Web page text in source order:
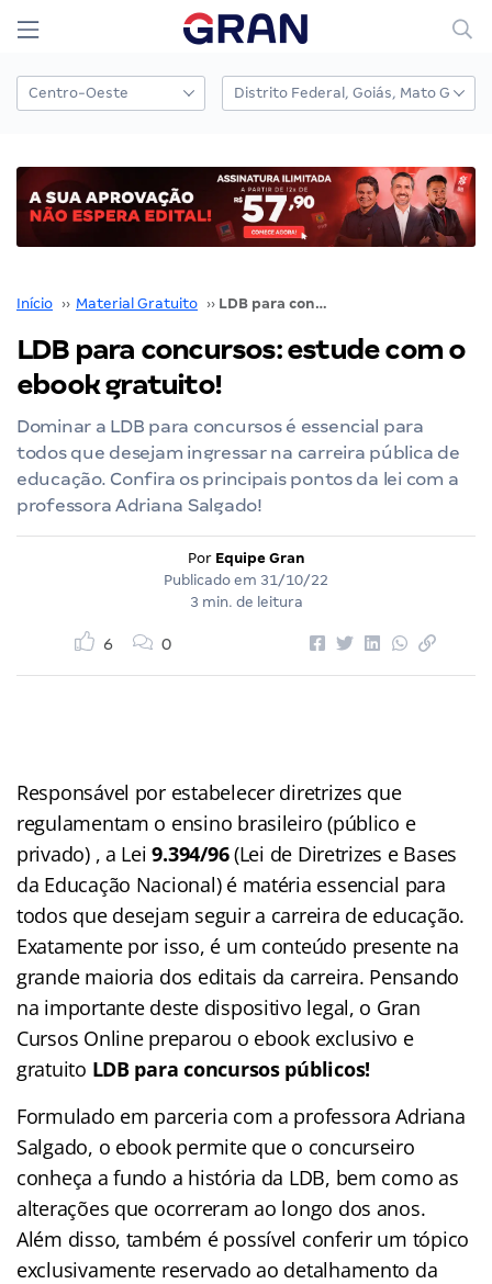
Início ›› Material Gratuito ›› LDB para concursos: estude com o ebook gratuito!
LDB para concursos: estude com o
ebook gratuito!
Dominar a LDB para concursos é essencial para
todos que desejam ingressar na carreira pública de
educação. Confira os principais pontos da lei com a
professora Adriana Salgado!
Por Equipe Gran
Publicado em 31/10/22
3 min. de leitura
6 0
Responsável por estabelecer diretrizes que
regulamentam o ensino brasileiro (público e
privado) , a Lei9.394/96(Lei de Diretrizes e Bases
da Educação Nacional) é matéria essencial para
todos que desejam seguir a carreira de educação.
Exatamente por isso, é um conteúdo presente na
grande maioria dos editais da carreira. Pensando
na importante deste dispositivo legal, o Gran
Cursos Online preparou o ebook exclusivo e
gratuito LDB para concursos públicos!
Formulado em parceria com a professora Adriana
Salgado, o ebook permite que o concurseiro
conheça a fundo a história da LDB, bem como as
alterações que ocorreram ao longo dos anos.
Além disso, também é possível conferir um tópico
exclusivamente reservado ao detalhamento da